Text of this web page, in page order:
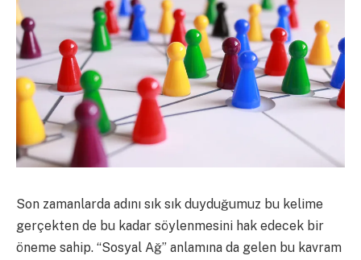
Son zamanlarda adını sık sık duyduğumuz bu kelime
gerçekten de bu kadar söylenmesini hak edecek bir
öneme sahip. “Sosyal Ağ” anlamına da gelen bu kavram